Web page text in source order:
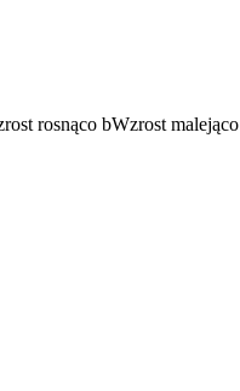
rosnąco bWzrost malejąco